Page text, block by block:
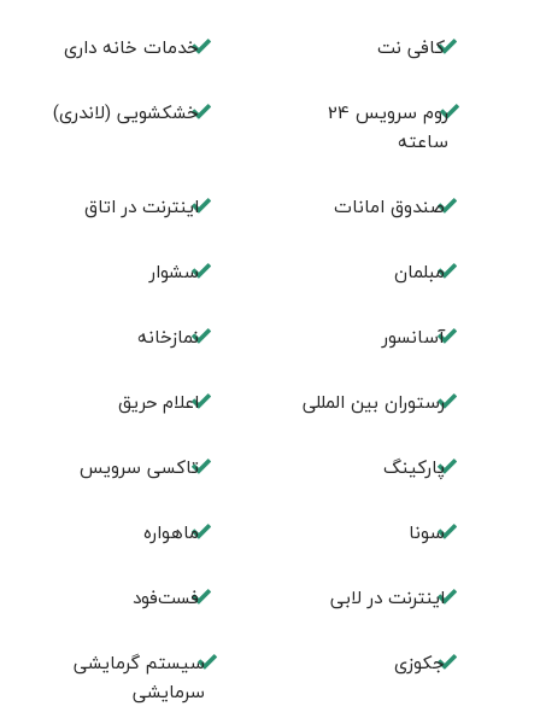
کافی نت خدمات خانه داری
روم سرويس 24
ساعته
خشکشویی (لاندری)
صندوق امانات اینترنت در اتاق
مبلمان سشوار
آسانسور نمازخانه
رستوران بین المللی اعلام حریق
پارکینگ تاکسی سرویس
سونا ماهواره
اینترنت در لابی فست‌فود
جکوزی
سیستم گرمایشی
سرمایشی